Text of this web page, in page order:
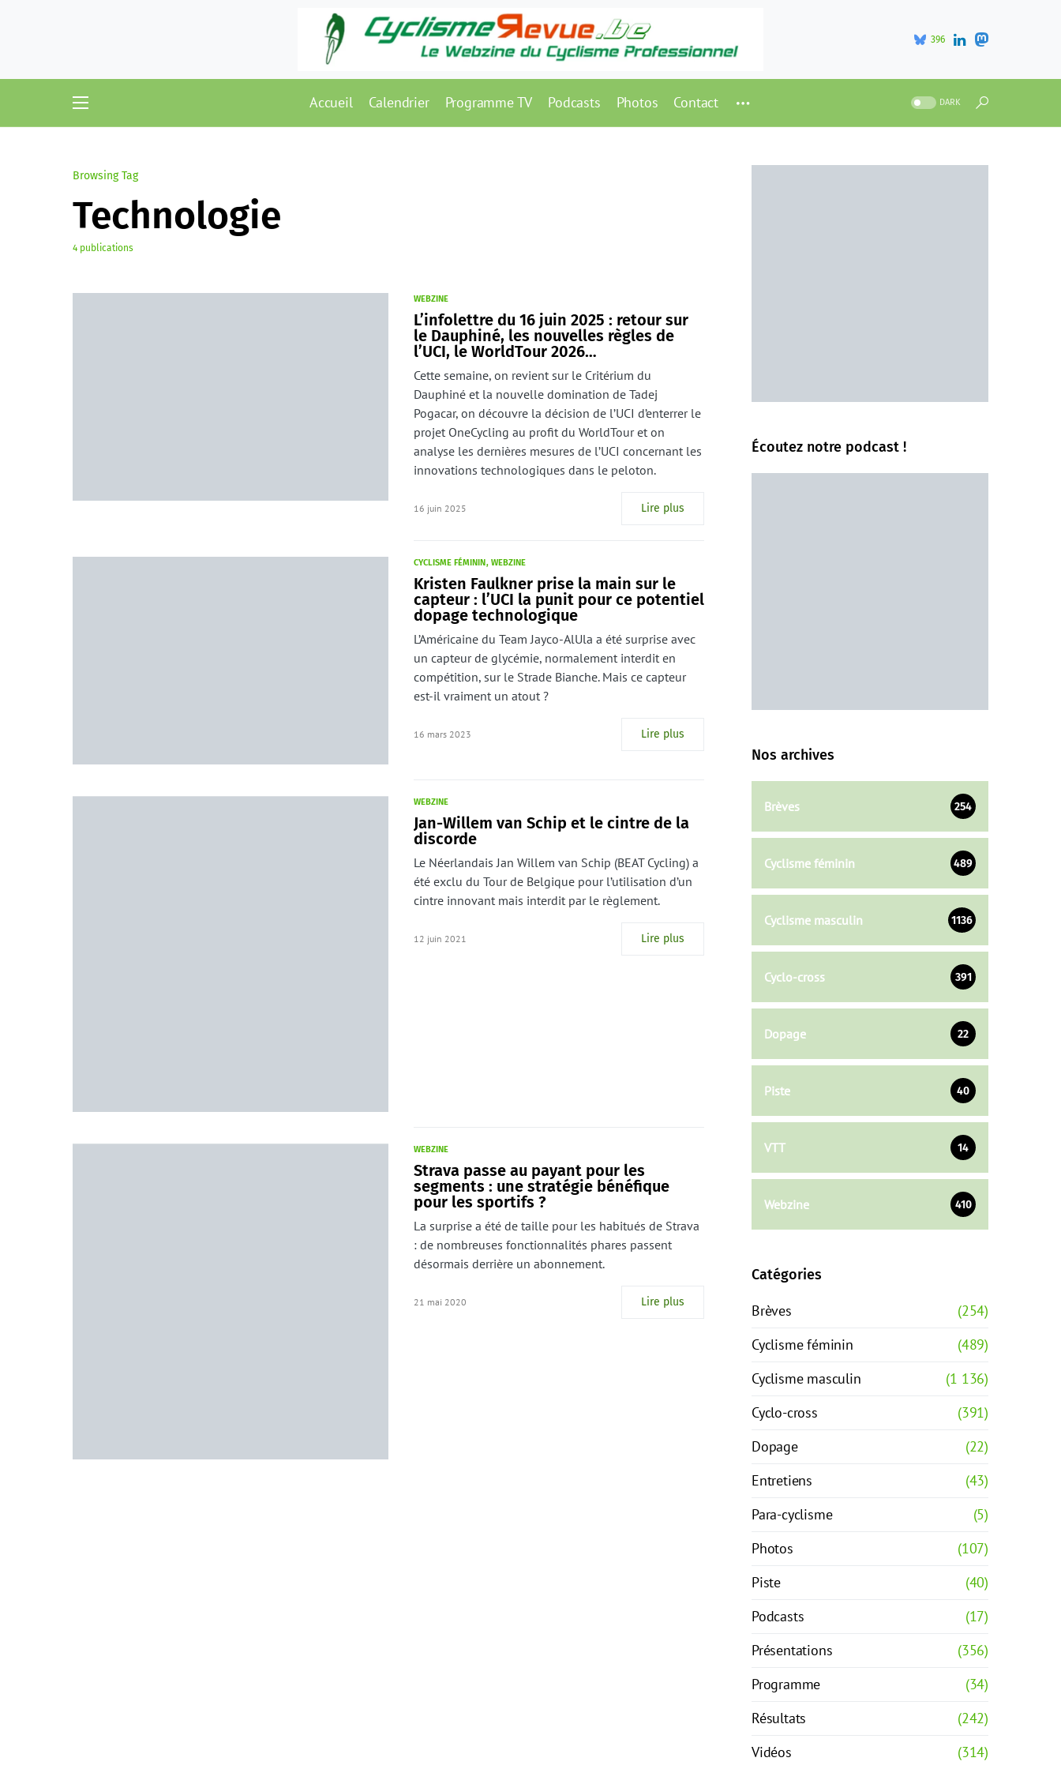
396
Accueil Calendrier Programme TV Podcasts Photos Contact DARK
Browsing Tag
Technologie
4 publications
WEBZINE
L’infolettre du 16 juin 2025 : retour sur
le Dauphiné, les nouvelles règles de
l’UCI, le WorldTour 2026…
Cette semaine, on revient sur le Critérium du
Dauphiné et la nouvelle domination de Tadej
Pogacar, on découvre la décision de l’UCI d’enterrer le
projet OneCycling au profit du WorldTour et on
analyse les dernières mesures de l’UCI concernant les
innovations technologiques dans le peloton.
16 juin 2025 Lire plus
CYCLISME FÉMININ WEBZINE
Kristen Faulkner prise la main sur le
capteur : l’UCI la punit pour ce potentiel
dopage technologique
L’Américaine du Team Jayco-AlUla a été surprise avec
un capteur de glycémie, normalement interdit en
compétition, sur le Strade Bianche. Mais ce capteur
est-il vraiment un atout ?
16 mars 2023 Lire plus
WEBZINE
Jan-Willem van Schip et le cintre de la
discorde
Le Néerlandais Jan Willem van Schip (BEAT Cycling) a
été exclu du Tour de Belgique pour l’utilisation d’un
cintre innovant mais interdit par le règlement.
12 juin 2021 Lire plus
WEBZINE
Strava passe au payant pour les
segments : une stratégie bénéfique
pour les sportifs ?
La surprise a été de taille pour les habitués de Strava
: de nombreuses fonctionnalités phares passent
désormais derrière un abonnement.
21 mai 2020 Lire plus
Écoutez notre podcast !
Nos archives
Brèves 254
Cyclisme féminin 489
Cyclisme masculin 1136
Cyclo-cross 391
Dopage 22
Piste 40
VTT 14
Webzine 410
Catégories
Brèves
(254)
Cyclisme féminin
(489)
Cyclisme masculin
(1 136)
Cyclo-cross
(391)
Dopage
(22)
Entretiens
(43)
Para-cyclisme
(5)
Photos
(107)
Piste
(40)
Podcasts
(17)
Présentations
(356)
Programme
(34)
Résultats
(242)
Vidéos
(314)